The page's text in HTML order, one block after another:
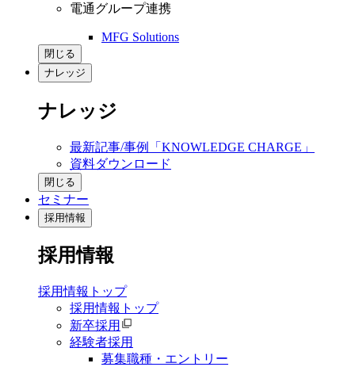
電通グループ連携
MFG Solutions
閉じる
ナレッジ
ナレッジ
最新記事/事例「KNOWLEDGE CHARGE」
資料ダウンロード
閉じる
セミナー
採用情報
採用情報
採用情報トップ
採用情報トップ
新卒採用
経験者採用
募集職種・エントリー